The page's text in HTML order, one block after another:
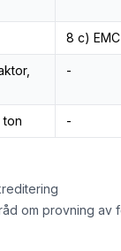
8 c) EMC
-
ton -
om provning